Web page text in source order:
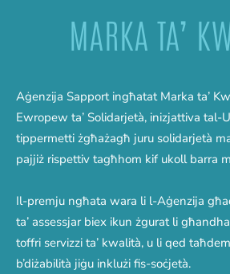
MARKA TA’
Aġenzija Sapport ingħatat Marka ta’
Ewropew ta’ Solidarjetà, inizjattiva tal-
tippermetti żgħażagħ juru solidarjetà
pajjiż rispettiv tagħhom kif ukoll barra
Il-premju ngħata wara li l-Aġenzija
ta’ assessjar biex ikun żgurat li
toffri servizzi ta’ kwalità, u li qed
b’diżabilità jiġu inklużi fis-soċjetà.